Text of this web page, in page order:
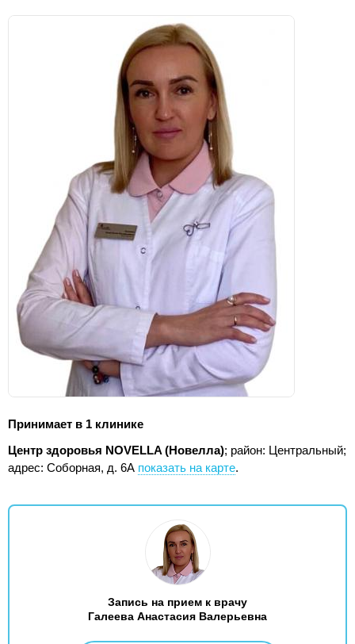
Принимает в 1 клинике
Центр здоровья NOVELLA (Новелла); район: Центральный;
адрес: Соборная, д. 6А показать на карте.
Запись на прием к врачу
Галеева Анастасия Валерьевна